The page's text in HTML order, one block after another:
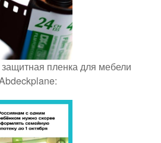
пленка для мебели